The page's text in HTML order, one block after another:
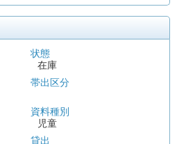
状態
在庫
帯出区分
資料種別
児童
貸出